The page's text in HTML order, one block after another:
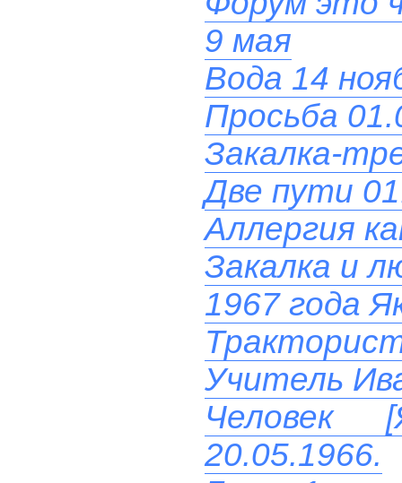
9 мая
Вода 14
Просьба
Закалка-
Две пути
Аллергия
Закалка и
1967 года
Учитель
Человек
20.05.1966.